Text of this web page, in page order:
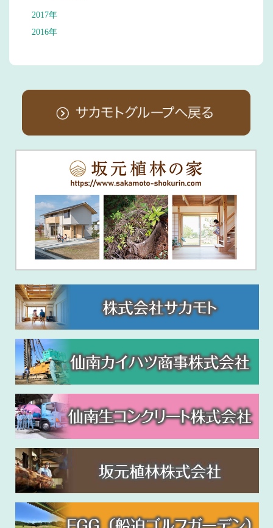
2017年
2016年